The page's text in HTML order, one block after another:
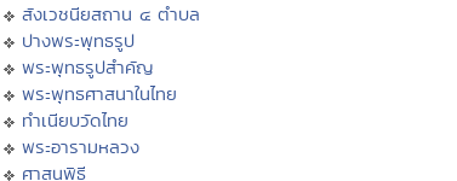
สังเวชนียสถาน ๔ ตำบล
ปางพระพุทธรูป
พระพุทธรูปสำคัญ
พระพุทธศาสนาในไทย
ทำเนียบวัดไทย
พระอารามหลวง
ศาสนพิธี